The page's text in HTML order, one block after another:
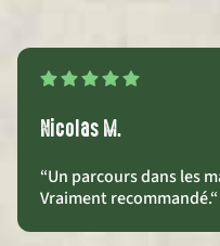
Nicolas M.
“Un parcours dans les
Vraiment recommandé.“